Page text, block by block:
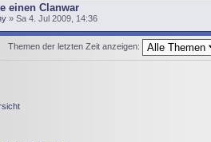
einen Clanwar
» Sa 4. Jul 2009, 14:36
Themen der letzten Zeit anzeigen: